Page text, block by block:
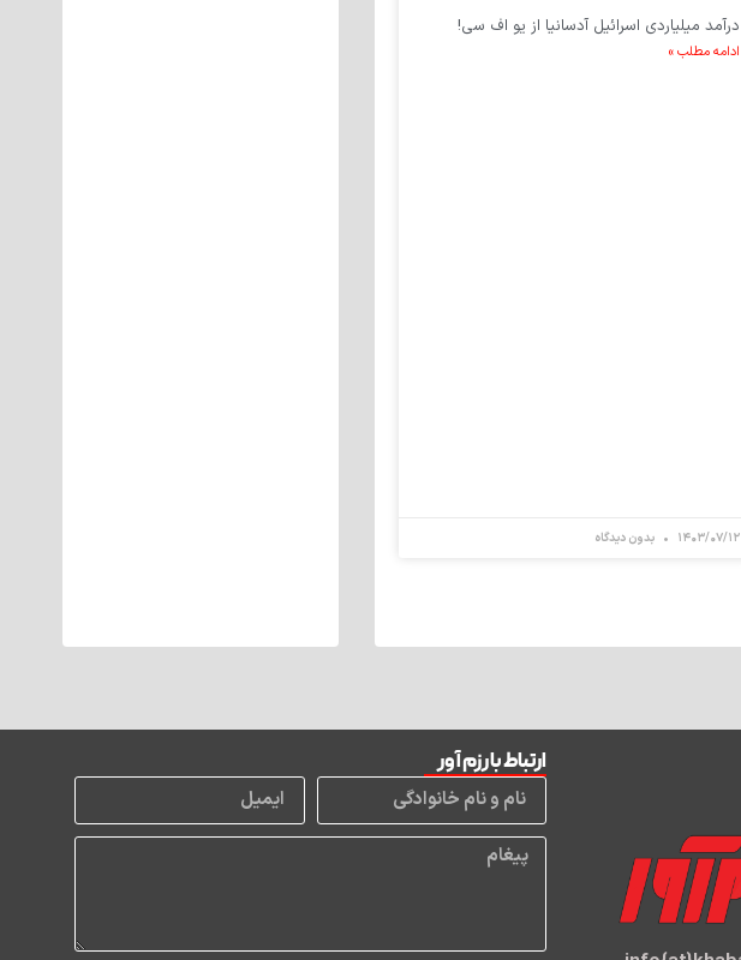
درآمد میلیاردی اسرائیل آدسانیا از یو اف سی!
ادامه مطلب »
۱۴۰۳/۰۷/۱۲ بدون دیدگاه
ارتباط با رزم آور